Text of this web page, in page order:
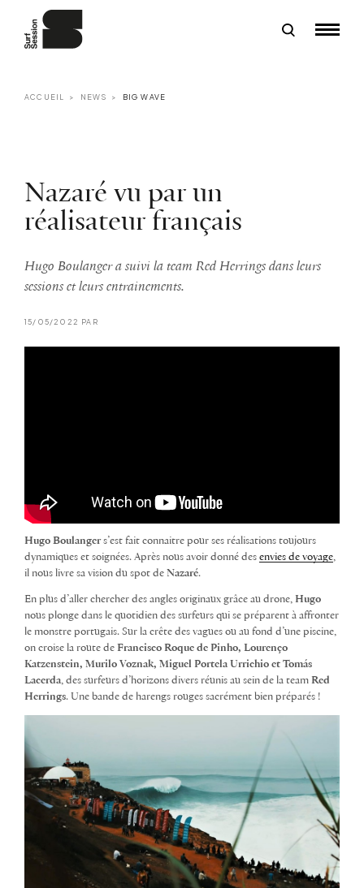
ACCUEIL NEWS BIG WAVE
Nazaré vu par un
réalisateur français
Hugo Boulanger a suivi la team Red Herrings dans leurs
sessions et leurs entrainements.
15/05/2022 PAR
Hugo Boulangers’est fait connaitre pour ses réalisations toujours
dynamiques et soignées. Après nous avoir donné des envies de voyage,
il nous livre sa vision du spot de Nazaré.
En plus d’aller chercher des angles originaux grâce au drone, Hugo
nous plonge dans le quotidien des surfeurs qui se préparent à affronter
le monstre portugais. Sur la crête des vagues ou au fond d’une piscine,
on croise la route de Francisco Roque de Pinho, Lourenço
Katzenstein, Murilo Voznak, Miguel Portela Urrichio et Tomás
Lacerda, des surfeurs d’horizons divers réunis au sein de la team Red
Herrings. Une bande de harengs rouges sacrément bien préparés !